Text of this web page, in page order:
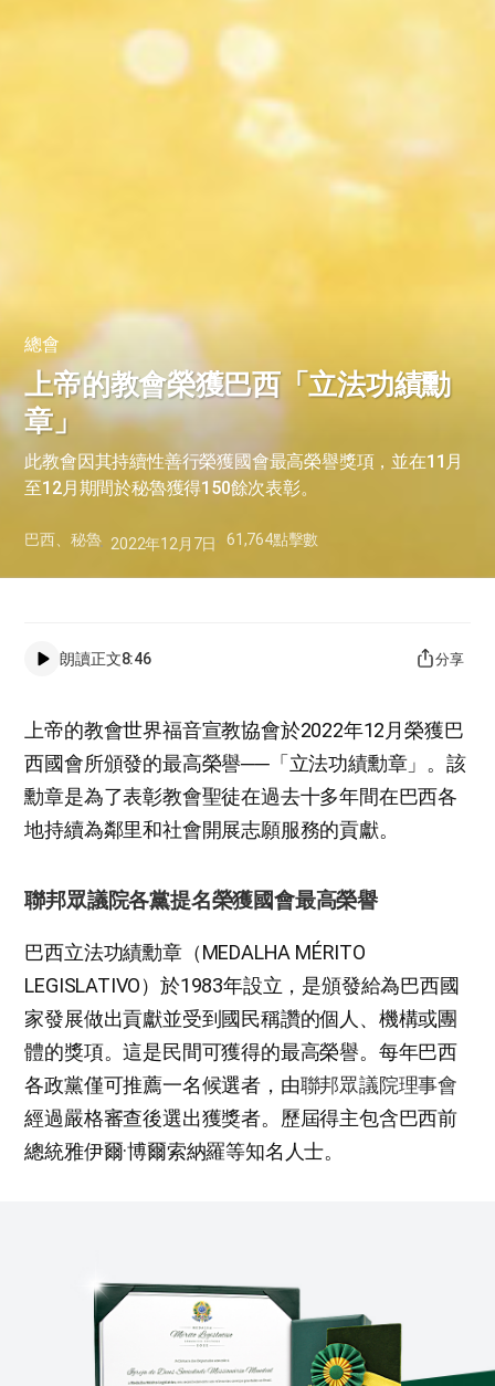
總會
上帝的教會榮獲巴西「立法功績勳
章」
此教會因其持續性善行榮獲國會最高榮譽獎項，並在11月
至12月期間於秘魯獲得150餘次表彰。
巴西、秘魯 2022年12月7日 61,764點擊數
朗讀正文8:46 分享
上帝的教會世界福音宣教協會於2022年12月榮獲巴
西國會所頒發的最高榮譽──「立法功績勳章」。該
勳章是為了表彰教會聖徒在過去十多年間在巴西各
地持續為鄰里和社會開展志願服務的貢獻。
聯邦眾議院各黨提名榮獲國會最高榮譽
巴西立法功績勳章（MEDALHA MÉRITO
LEGISLATIVO）於1983年設立，是頒發給為巴西國
家發展做出貢獻並受到國民稱讚的個人、機構或團
體的獎項。這是民間可獲得的最高榮譽。每年巴西
各政黨僅可推薦一名候選者，由聯邦眾議院理事會
經過嚴格審查後選出獲獎者。歷屆得主包含巴西前
總統雅伊爾·博爾索納羅等知名人士。